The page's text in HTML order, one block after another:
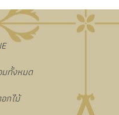
ทั้งหมด
กไม้